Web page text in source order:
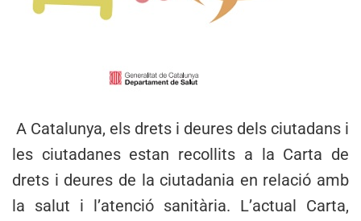
A Catalunya, els drets i deures dels ciutadans i
les ciutadanes estan recollits a la Carta de
drets i deures de la ciutadania en relació amb
la salut i l’atenció sanitària. L’actual Carta,